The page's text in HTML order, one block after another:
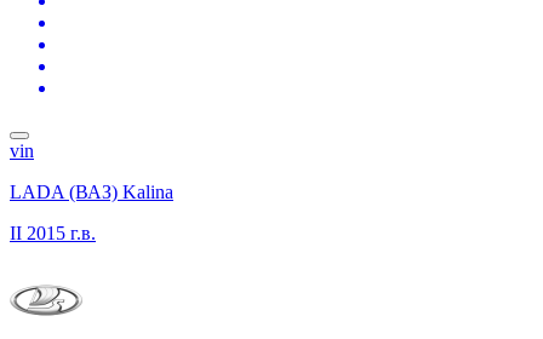
vin
LADA (ВАЗ) Kalina
II 2015 г.в.